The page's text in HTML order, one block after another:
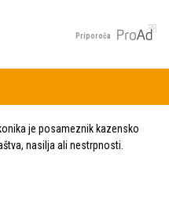
Priporoča
je posameznik kazensko
nasilja ali nestrpnosti.